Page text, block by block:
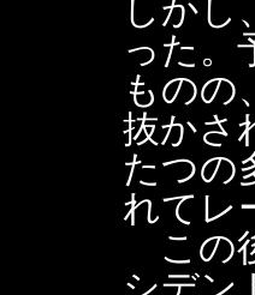
しかし
った。
ものの
抜かさ
たつの
れてレ
この